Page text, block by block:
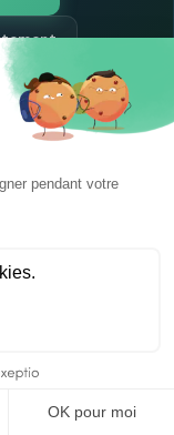
de chez vous